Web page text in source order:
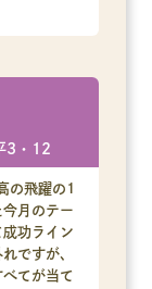
3・12
の飛躍の1
月のテー
功ライン
ですが、
てが当て